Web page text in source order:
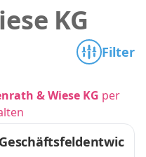
KG
Filter
& Wiese KG per